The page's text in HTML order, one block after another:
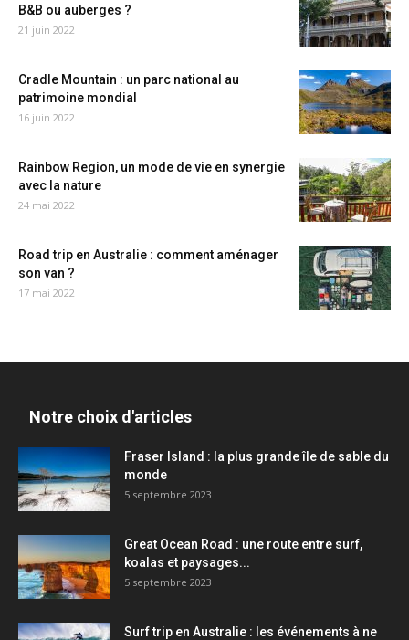
B&B ou auberges ?
21 juin 2022
Cradle Mountain : un parc national au
patrimoine mondial
16 juin 2022
Rainbow Region, un mode de vie en synergie
avec la nature
24 mai 2022
Road trip en Australie : comment aménager
son van ?
17 mai 2022
Notre choix d'articles
Fraser Island : la plus grande île de sable du
monde
5 septembre 2023
Great Ocean Road : une route entre surf,
koalas et paysages...
5 septembre 2023
Surf trip en Australie : les événements à ne